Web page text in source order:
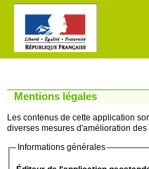
Mentions légales
Les contenus de cette application
diverses mesures d'amélioration
Informations générales